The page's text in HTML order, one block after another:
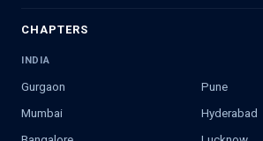
CHAPTERS
INDIA
Gurgaon
Pune
Mumbai
Hyderabad